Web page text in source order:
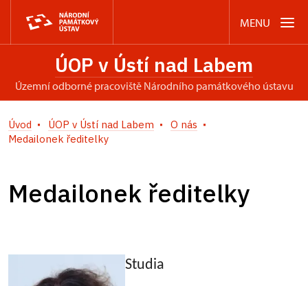
MENU
ÚOP v Ústí nad Labem
územní odborné pracoviště Národního památkového ústavu
Úvod ÚOP v Ústí nad Labem
O nás
Medailonek ředitelky
Medailonek ředitelky
Studia